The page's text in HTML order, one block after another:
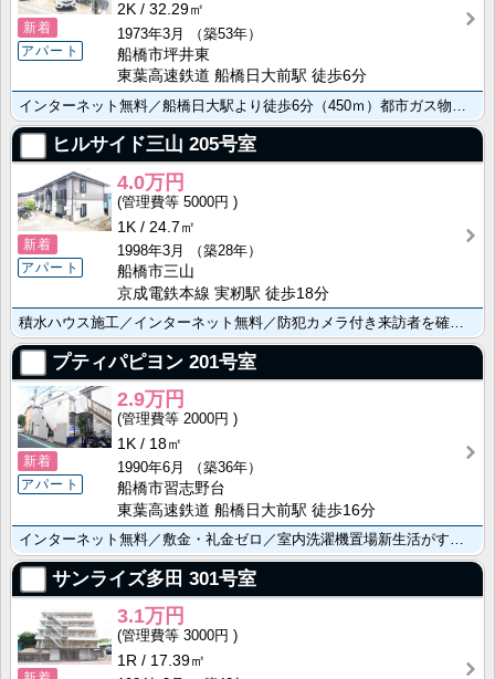
新着
アパート
2K
32.29㎡
1973年3月
（築53年）
船橋市坪井東
東葉高速鉄道 船橋日大前駅 徒歩6分
ヒルサイド三山 205号室
新着
アパート
4.0万円
5000円
1K
24.7㎡
1998年3月
（築28年）
船橋市三山
京成電鉄本線 実籾駅 徒歩18分
プティパピヨン 201号室
新着
アパート
2.9万円
2000円
1K
18㎡
1990年6月
（築36年）
船橋市習志野台
東葉高速鉄道 船橋日大前駅 徒歩16分
サンライズ多田 301号室
3.1万円
3000円
1R
17.39㎡